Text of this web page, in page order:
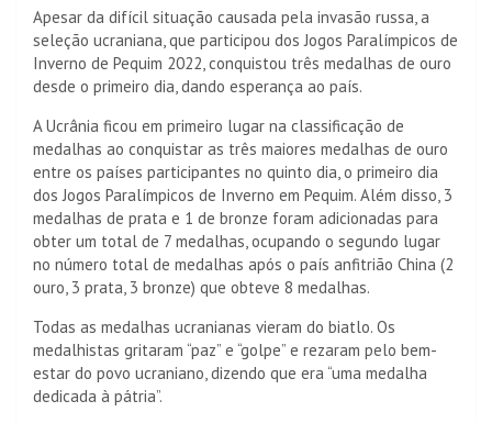
Apesar da difícil situação causada pela invasão russa, a
seleção ucraniana, que participou dos Jogos Paralímpicos de
Inverno de Pequim 2022, conquistou três medalhas de ouro
desde o primeiro dia, dando esperança ao país.
A Ucrânia ficou em primeiro lugar na classificação de
medalhas ao conquistar as três maiores medalhas de ouro
entre os países participantes no quinto dia, o primeiro dia
dos Jogos Paralímpicos de Inverno em Pequim. Além disso, 3
medalhas de prata e 1 de bronze foram adicionadas para
obter um total de 7 medalhas, ocupando o segundo lugar
no número total de medalhas após o país anfitrião China (2
ouro, 3 prata, 3 bronze) que obteve 8 medalhas.
Todas as medalhas ucranianas vieram do biatlo. Os
medalhistas gritaram “paz” e “golpe” e rezaram pelo bem-
estar do povo ucraniano, dizendo que era “uma medalha
dedicada à pátria”.